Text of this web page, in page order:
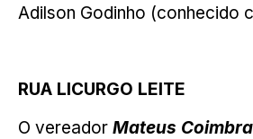
Adilson Godinho (conhecido
RUA LICURGO LEITE
O vereador Mateus Coimbra